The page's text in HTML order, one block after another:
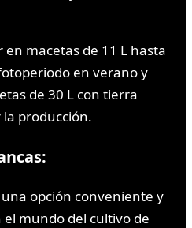
macetas de 11 L hasta
en verano y
de 30 L con tierra
producción.
opción conveniente y
mundo del cultivo de